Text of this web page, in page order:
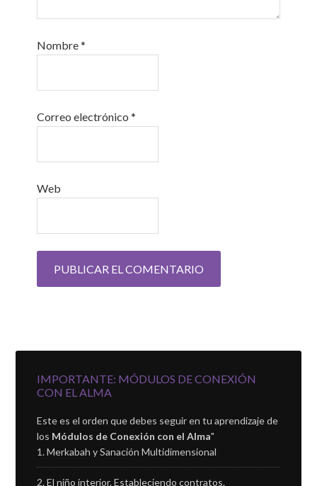
Nombre*
Correo electrónico*
Web
IMPORTANTE: MÓDULOS DE CONEXIÓN
CON EL ALMA
Este es el orden que debes seguir en tu aprendizaje de
los Módulos de Conexión con el Alma"
Merkabah y Sanación Multidimensional
El niño interior. Estableciendo contratos.